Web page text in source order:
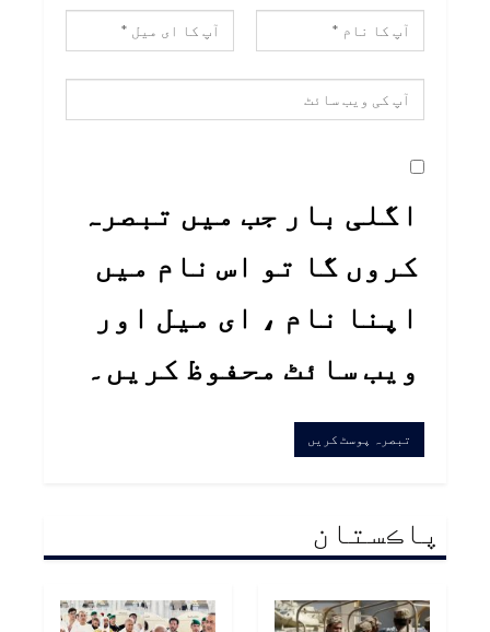
اگلی بار جب میں تبصرہ
کروں گا تو اس نام میں
اپنا نام ، ای میل اور
ویب سائٹ محفوظ کریں۔
پاڪستان